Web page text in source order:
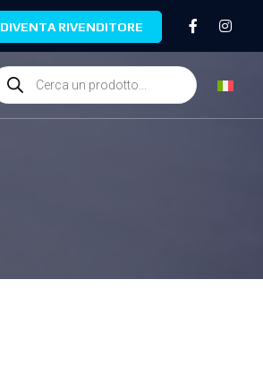
DIVENTA RIVENDITORE